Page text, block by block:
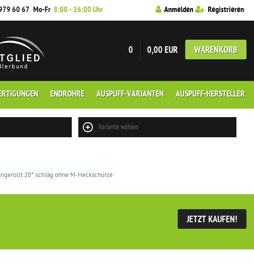
60 67 Mo-Fr 8:00 - 16:00 Uhr Anmelden Registrieren
0 0,00 EUR WARENKORB
ENDROHRE AUSPUFF-VARIANTEN AUSPUFF-HERSTELLER
Variante wählen
20° schräg ohne M-Heckschürze
JETZT KAUFEN!